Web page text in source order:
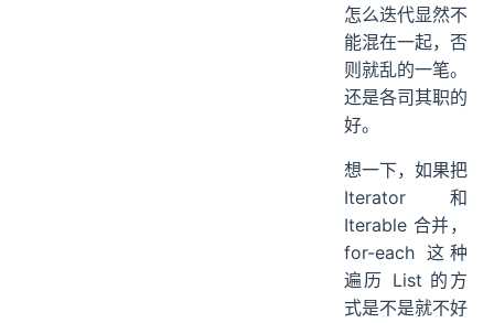
怎么迭代显然不
能混在一起，否
则就乱的一笔。
还是各司其职的
好。
想一下，如果把
Iterator 和
Iterable 合并，
for-each 这种
遍历 List 的方
式是不是就不好